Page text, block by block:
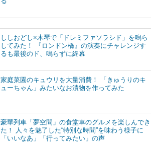
ししおどし×木琴で「ドレミファソラシド」を鳴ら
してみた！ 『ロンドン橋』の演奏にチャレンジす
るも最後のド、鳴らずに終幕
家庭菜園のキュウリを大量消費！ 「きゅうりのキ
ューちゃん」みたいなお漬物を作ってみた
豪華列車「夢空間」の食堂車のグルメを楽しんでき
た！ 人々を魅了した“特別な時間”を味わう様子に
「いいなあ」「行ってみたい」の声